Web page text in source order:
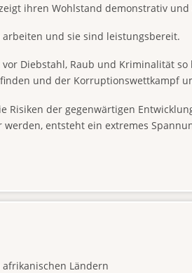
ihren Wohlstand demonstrativ
arbeiten und sie sind leistungsbereit.
Diebstahl, Raub und Kriminalität
und der Korruptionswettkampf
Risiken der gegenwärtigen
entsteht ein extremes
Ländern